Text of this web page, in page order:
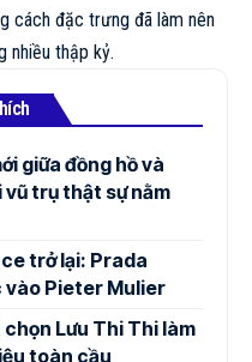
cách đặc trưng đã làm nên
nhiều thập kỷ.
giữa đồng hồ và
trụ thật sự nằm
trở lại: Prada
vào Pieter Mulier
Lưu Thi Thi làm
toàn cầu